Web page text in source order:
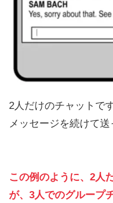
2人だけのチャットで
メッセージを続けて送
この例のように、2人
が、3人でのグループ